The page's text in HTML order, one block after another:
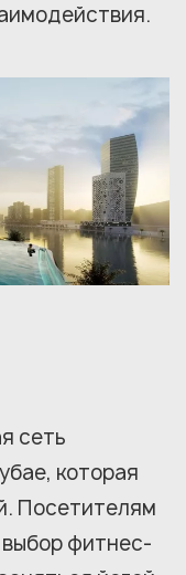
сеть
которая
Посетителям
фитнес-